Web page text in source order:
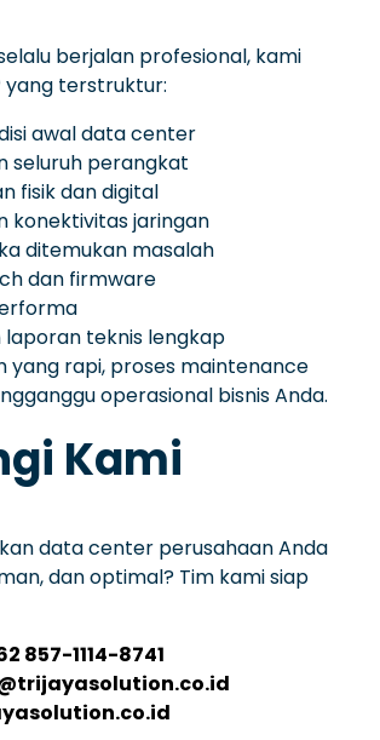
berjalan profesional, kami
yang terstruktur:
awal data center
seluruh perangkat
fisik dan digital
konektivitas jaringan
ditemukan masalah
dan firmware
teknis lengkap
yang rapi, proses maintenance
operasional bisnis Anda.
Kami
data center perusahaan Anda
dan optimal? Tim kami siap
857-1114-8741